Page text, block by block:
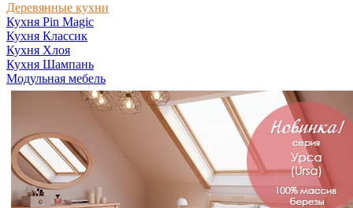
Деревянные кухни
Кухня Pin Magic
Кухня Классик
Кухня Хлоя
Кухня Шампань
Модульная мебель